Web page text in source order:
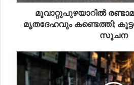
മൂവാറ്റുപുഴയാറിൽ
മൃതദേഹവും കണ്ടെത്തി;
സൂചന